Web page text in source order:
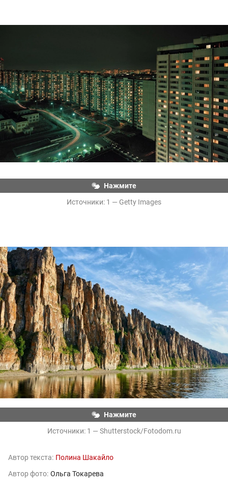
Нажмите
Москва
Источники: 1 — Getty Images
Нажмите
Ленские столбы, Якутия
Источники: 1 — Shutterstock/Fotodom.ru
Автор текста: Полина Шакайло
Автор фото: Ольга Токарева